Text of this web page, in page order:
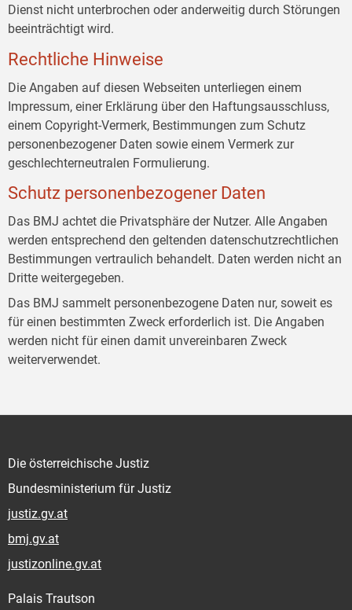
Dienst nicht unterbrochen oder anderweitig durch Störungen
beeinträchtigt wird.
Rechtliche Hinweise
Die Angaben auf diesen Webseiten unterliegen einem
Impressum, einer Erklärung über den Haftungsausschluss,
einem Copyright-Vermerk, Bestimmungen zum Schutz
personenbezogener Daten sowie einem Vermerk zur
geschlechterneutralen Formulierung.
Schutz personenbezogener Daten
Das BMJ achtet die Privatsphäre der Nutzer. Alle Angaben
werden entsprechend den geltenden datenschutzrechtlichen
Bestimmungen vertraulich behandelt. Daten werden nicht an
Dritte weitergegeben.
Das BMJ sammelt personenbezogene Daten nur, soweit es
für einen bestimmten Zweck erforderlich ist. Die Angaben
werden nicht für einen damit unvereinbaren Zweck
weiterverwendet.
Die österreichische Justiz
Bundesministerium für Justiz
justiz.gv.at
bmj.gv.at
justizonline.gv.at
Palais Trautson